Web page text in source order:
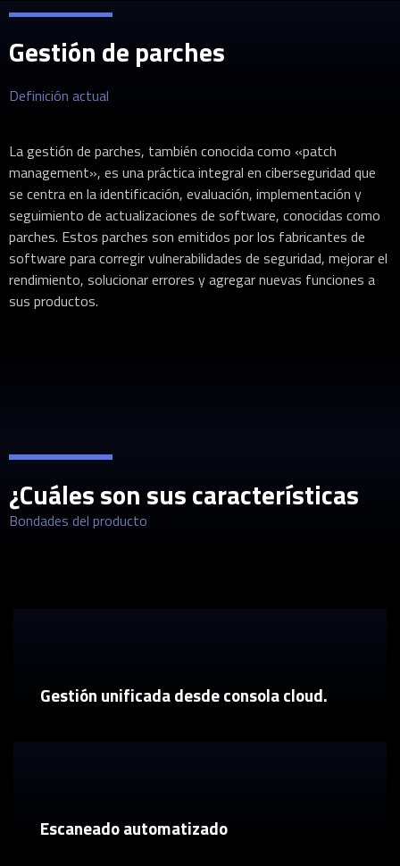
Gestión de parches
Definición actual
La gestión de parches, también conocida como «patch
management», es una práctica integral en ciberseguridad que
se centra en la identificación, evaluación, implementación y
seguimiento de actualizaciones de software, conocidas como
parches. Estos parches son emitidos por los fabricantes de
software para corregir vulnerabilidades de seguridad, mejorar el
rendimiento, solucionar errores y agregar nuevas funciones a
sus productos.
¿Cuáles son sus características
Bondades del producto
Gestión unificada desde consola cloud.
Escaneado automatizado